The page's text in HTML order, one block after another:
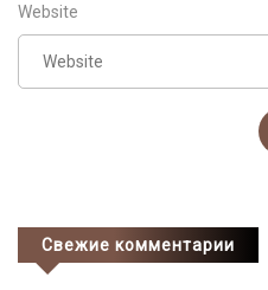
Website
Свежие комментарии